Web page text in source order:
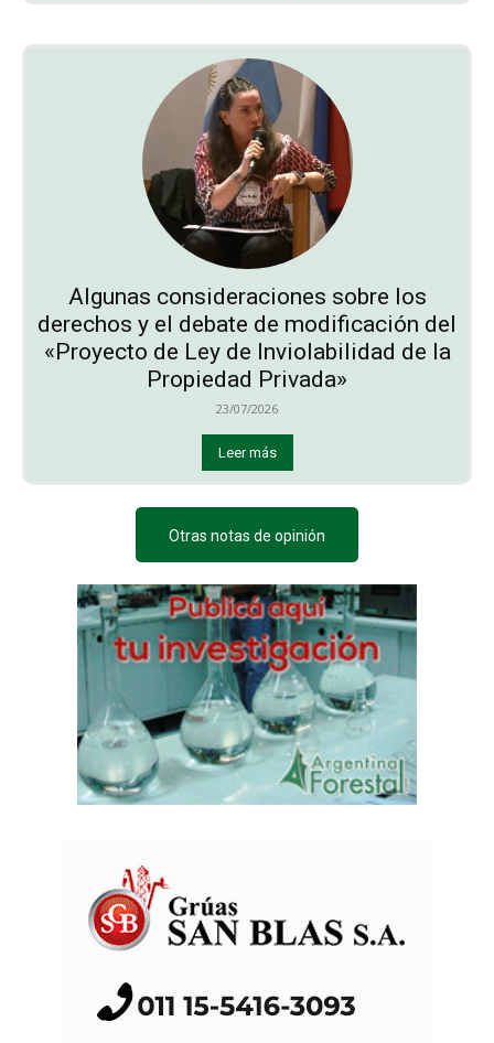
Algunas consideraciones sobre los
derechos y el debate de modificación del
«Proyecto de Ley de Inviolabilidad de la
Propiedad Privada»
23/07/2026
Leer más
Otras notas de opinión